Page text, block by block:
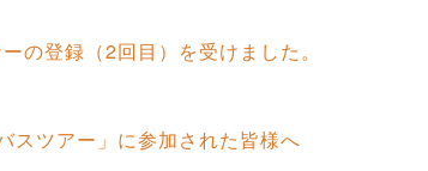
の登録（2回目）を受けました。
スツアー」に参加された皆様へ